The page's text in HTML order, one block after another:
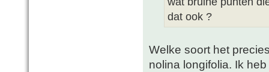
dat ook ?
Welke soort het
nolina longifolia. Ik